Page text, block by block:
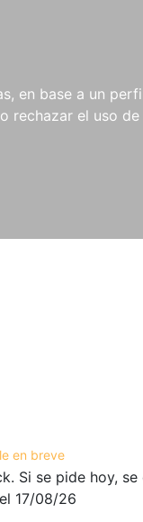
en base a un
rechazar el uso
NOVEDADES
en breve
Si se pide hoy,
17/08/26